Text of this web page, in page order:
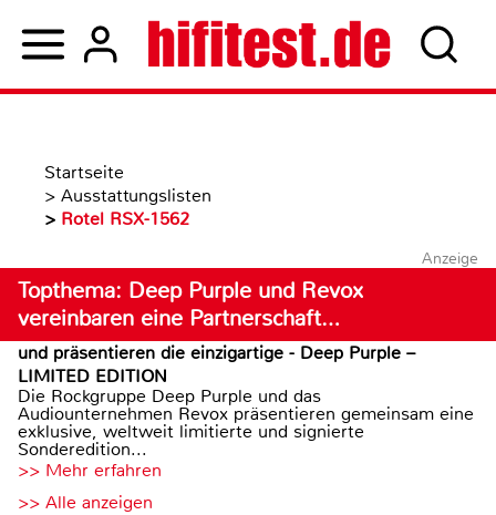
Startseite
> Ausstattungslisten
> Rotel RSX-1562
Anzeige
Topthema: Deep Purple und Revox
vereinbaren eine Partnerschaft…
und präsentieren die einzigartige - Deep Purple –
LIMITED EDITION
Die Rockgruppe Deep Purple und das
Audiounternehmen Revox präsentieren gemeinsam eine
exklusive, weltweit limitierte und signierte
Sonderedition...
>> Mehr erfahren
>> Alle anzeigen